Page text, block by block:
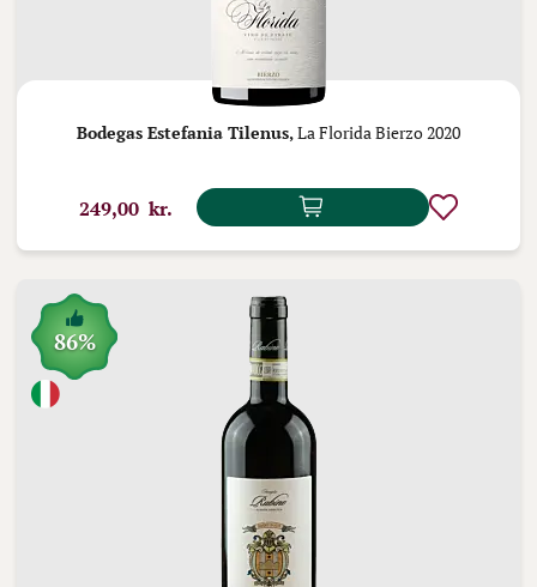
Bodegas Estefania Tilenus, La Florida Bierzo 2020
249,00 kr.
86%